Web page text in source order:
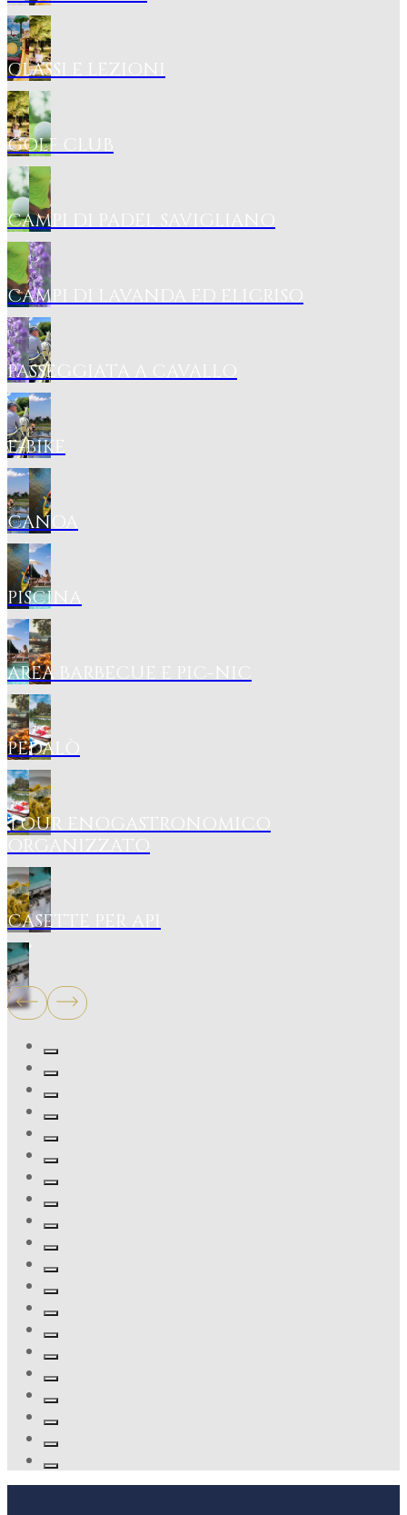
CLASSI E LEZIONI
GOLF CLUB
CAMPI DI PADEL SAVIGLIANO
CAMPI DI LAVANDA ED ELICRISO
PASSEGGIATA A CAVALLO
E-BIKE
CANOA
PISCINA
AREA BARBECUE E PIC-NIC
PEDALÒ
TOUR ENOGASTRONOMICO
ORGANIZZATO
CASETTE PER API